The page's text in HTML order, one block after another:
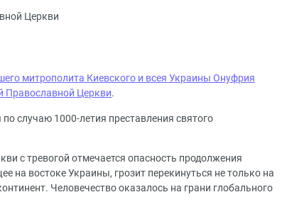
Церкви
митрополита Киевского и всея Украины Онуфрия
Православной Церкви.
случаю 1000-летия преставления святого
с тревогой отмечается опасность продолжения
на востоке Украины, грозит перекинуться не только на
Человечество оказалось на грани глобального